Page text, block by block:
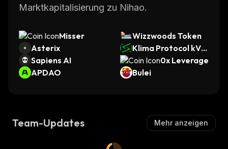
Marktkapitalisierung zu Nihao.
Misser
Wizzwoods Token
Asterix
Klima Protocol kVC
M
Sapiens AI
0x Leverage
APDAO
Bulei
Team-Updates Mehr anzeigen